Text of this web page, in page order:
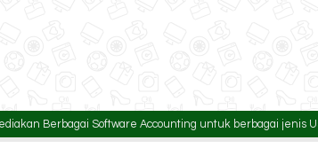
U....
Berbagai Software Accounting untuk berbagai jenis